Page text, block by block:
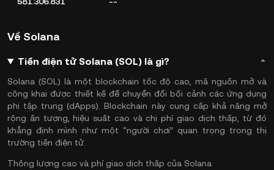
Về Solana
Tiền điện tử Solana (SOL) là gì?
Solana (SOL) là một blockchain tốc độ cao, mã nguồn mở và
công khai được thiết kế để chuyển đổi bối cảnh các ứng dụng
phi tập trung (dApps). Blockchain này cung cấp khả năng mở
rộng ấn tượng, hiệu suất cao và chi phí giao dịch thấp, từ đó
khẳng định mình như một “người chơi” quan trọng trong thị
trường tiền điện tử.
Thông lượng cao và phí giao dịch thấp của Solana